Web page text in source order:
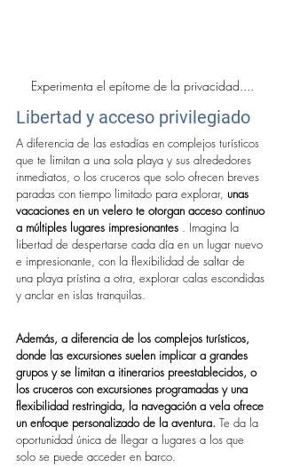
Experimenta el epítome de la privacidad....
Libertad y acceso privilegiado
A diferencia de las estadías en complejos turísticos
que te limitan a una sola playa y sus alrededores
inmediatos, o los cruceros que solo ofrecen breves
paradas con tiempo limitado para explorar, unas
vacaciones en un velero te otorgan acceso continuo
a múltiples lugares impresionantes . Imagina la
libertad de despertarse cada día en un lugar nuevo
e impresionante, con la flexibilidad de saltar de
una playa prístina a otra, explorar calas escondidas
y anclar en islas tranquilas.
Además, a diferencia de los complejos turísticos,
donde las excursiones suelen implicar a grandes
grupos y se limitan a itinerarios preestablecidos, o
los cruceros con excursiones programadas y una
flexibilidad restringida, la navegación a vela ofrece
un enfoque personalizado de la aventura. Te da la
oportunidad única de llegar a lugares a los que
solo se puede acceder en barco.